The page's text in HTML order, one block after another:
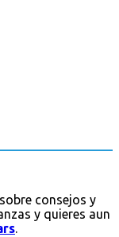
consejos y
y quieres aun
.